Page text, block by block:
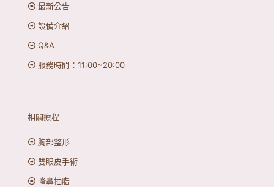
最新公告
設備介紹
Q&A
服務時間：11:00~20:00
相關療程
胸部整形
雙眼皮手術
隆鼻抽脂